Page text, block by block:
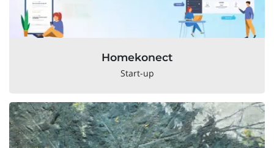
Homekonect
Start-up